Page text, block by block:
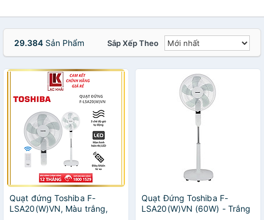
29.384 Sản Phẩm Sắp Xếp Theo
Quạt đứng Toshiba F-
LSA20(W)VN, Màu trắng,
Quạt Đứng Toshiba F-
LSA20(W)VN (60W) - Trắng